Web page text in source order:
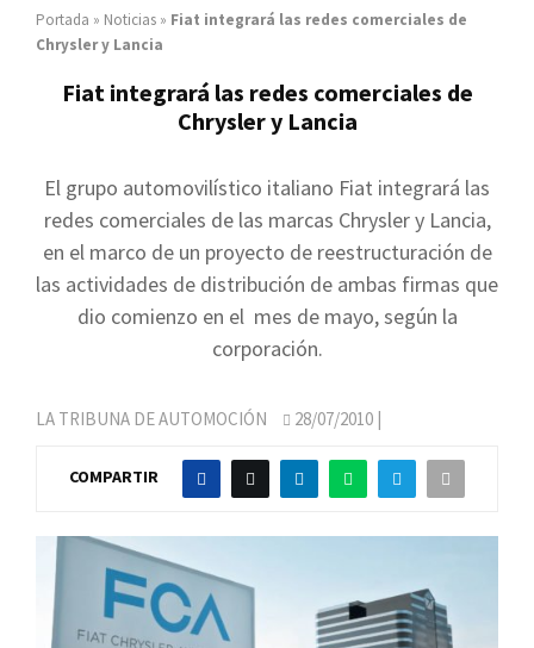
Portada » Noticias » Fiat integrará las redes comerciales de
Chrysler y Lancia
Fiat integrará las redes comerciales de
Chrysler y Lancia
El grupo automovilístico italiano Fiat integrará las
redes comerciales de las marcas Chrysler y Lancia,
en el marco de un proyecto de reestructuración de
las actividades de distribución de ambas firmas que
dio comienzo en el mes de mayo, según la
corporación.
LA TRIBUNA DE AUTOMOCIÓN 28/07/2010 |
COMPARTIR